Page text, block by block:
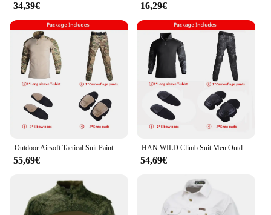
34,39€ 16,29€
Outdoor Airsoft Tactical Suit Paintball Uniform abbigliamento uomo CP caccia combattimento camicia lunga e pantaloni Cargo abbigliamento da arrampicata
55,69€
HAN WILD Climb Suit Men Outdoor Set camicia da combattimento uniforme tattica pantaloni Softair resistente all'usura campeggio Paintball escursionismo Outfit
54,69€